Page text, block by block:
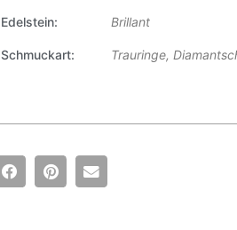
Edelstein Brillant
Schmuckart Trauringe,